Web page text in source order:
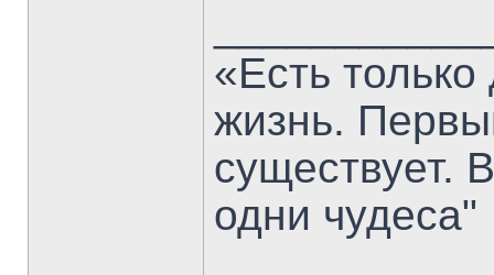
«Есть
жизнь.
существует.
одни чудеса"